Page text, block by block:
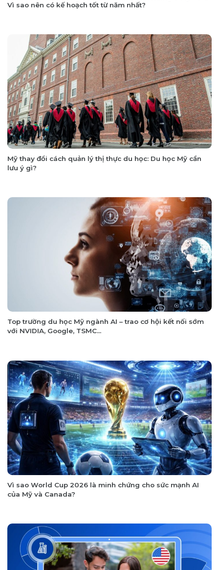
Vì sao nên có kế hoạch tốt từ năm nhất?
Mỹ thay đổi cách quản lý thị thực du học: Du học Mỹ cần
lưu ý gì?
Top trường du học Mỹ ngành AI – trao cơ hội kết nối sớm
với NVIDIA, Google, TSMC…
Vì sao World Cup 2026 là minh chứng cho sức mạnh AI
của Mỹ và Canada?